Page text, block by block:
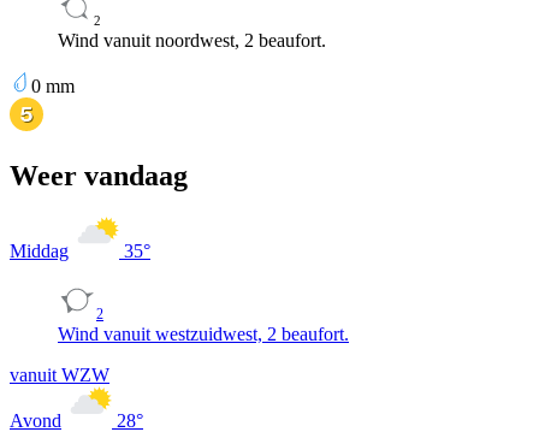
2
Wind vanuit noordwest, 2 beaufort.
0 mm
Weer vandaag
Middag 35°
2
Wind vanuit westzuidwest, 2 beaufort.
vanuit WZW
Avond 28°